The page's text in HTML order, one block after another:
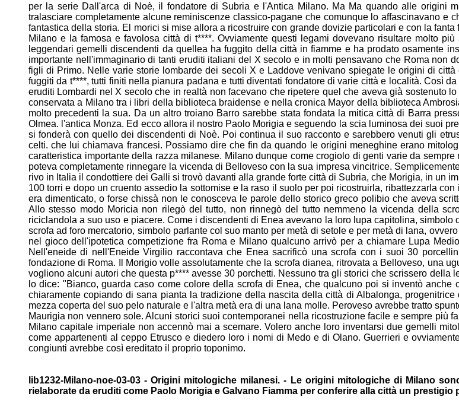
per la serie Dall'arca di Noè, il fondatore di Subria e l'Antica Milano. Ma Ma quando alle origini
tralasciare completamente alcune reminiscenze classico-pagane che comunque lo affascinavano e
fantasticadella storia. El morici si mise allora a ricostruire con grande dovizie particolari e con la
Milano e la famosa e favolosa città di t****. Ovviamente questi legami dovevano risultare molto
leggendari gemellidiscendenti da quellea ha fuggito della città in fiamme e ha prodato osamente
importante nell'immaginario di tanti eruditi italiani del X secolo e in molti pensavano che Roma non
figli di Primo. Nelle varie storie lombarde dei secoli X e Laddove venivano spiegate le origini di
fuggiti da t****, tutti finiti nella pianura padana e tutti diventati fondatore di varie città e località. Così
eruditi Lombardi nel X secolo che in realtà non facevano che ripetere quel che avevagià sostenuto
conservata a Milano tra i libri della biblioteca braidense e nella cronica Mayor della biblioteca
molto precedenti la sua. Da un altro troiano Barro sarebbe stata fondata la mitica città di Barra
Olmea. l'antica Monza. Ed ecco allora il nostro Paolo Morigia e seguendo la scia luminosa deisuoi
si fonderà con quello deidiscendenti di Noè. Poi continua il suo racconto e sarebberovenuti gli
celti. che lui chiamava francesi. Possiamo dire che fin da quando le origini meneghine erano
caratteristica importante della razza milanese. Milano dunque come crogiolo di genti varie da sempre
poteva completamente rinnegare la vicenda di Belloveso con la sua impresa vincitrice.
rivo in Italia il condottiere dei Galli si trovò davanti alla grande forte città di Subria, che Morigia, in un
100 torri e dopo un cruentoassedio la sottomise e la raso il suolo per poi ricostruirla, ribattezzarla con
era dimenticato, o forse chissà non le conosceva le parole dello storico greco polibio che aveva
Allo stesso modo Moricia non rilegò del tutto, non rinnegò del tutto nemmeno la vicenda della
riciclandola a suo uso e piacere. Come idiscendenti di Enea avevano la loro lupa capitolina, simbolo
scrofa ad foro mercatorio, simbolo parlante col suo manto per metà di setole e per metà di lana,
nel gioco dell'ipotetica competizione fra Roma e Milano qualcuno arrivò per a chiamare Lupa
Nell'eneide di nell'Eneide Virgilio raccontava che Enea sacrificò una scrofa con i suoi 30
fondazione di Roma. Il Morigio volleassolutamente che la scrofa dianea, ritrovata a Belloveso, una
vogliono alcuni autori che questa p****avesse 30 porchetti. Nessuno tra gli storici che scrissero della
lo dice: "Bianco, guarda caso come colore della scrofa di Enea, che qualcuno poi si inventò anche
chiaramente copiando di sana pianta la tradizione della nascita della città di Albalonga, progenitrice
mezza coperta del suo pelo naturale e l'altra metà era di una lana molle. Peroveso avrebbe tratto
Maurigia non vennero sole. Alcuni storici suoicontemporanei nella ricostruzione facile e sempre più
Milano capitale imperiale non accennò mai a scemare. Volero anche loro inventarsi due gemelli
come appartenenti al ceppo Etrusco e diedero loro i nomi di Medo e di Olano. Guerrieri e
congiunti avrebbe così ereditato il proprio toponimo.
lib1232-Milano-noe-03-03 - Origini mitologiche milanesi. - Le origini mitologiche di Milano
rielaborate da eruditi come Paolo Morigia e Galvano Fiamma per conferire alla città un prestigio